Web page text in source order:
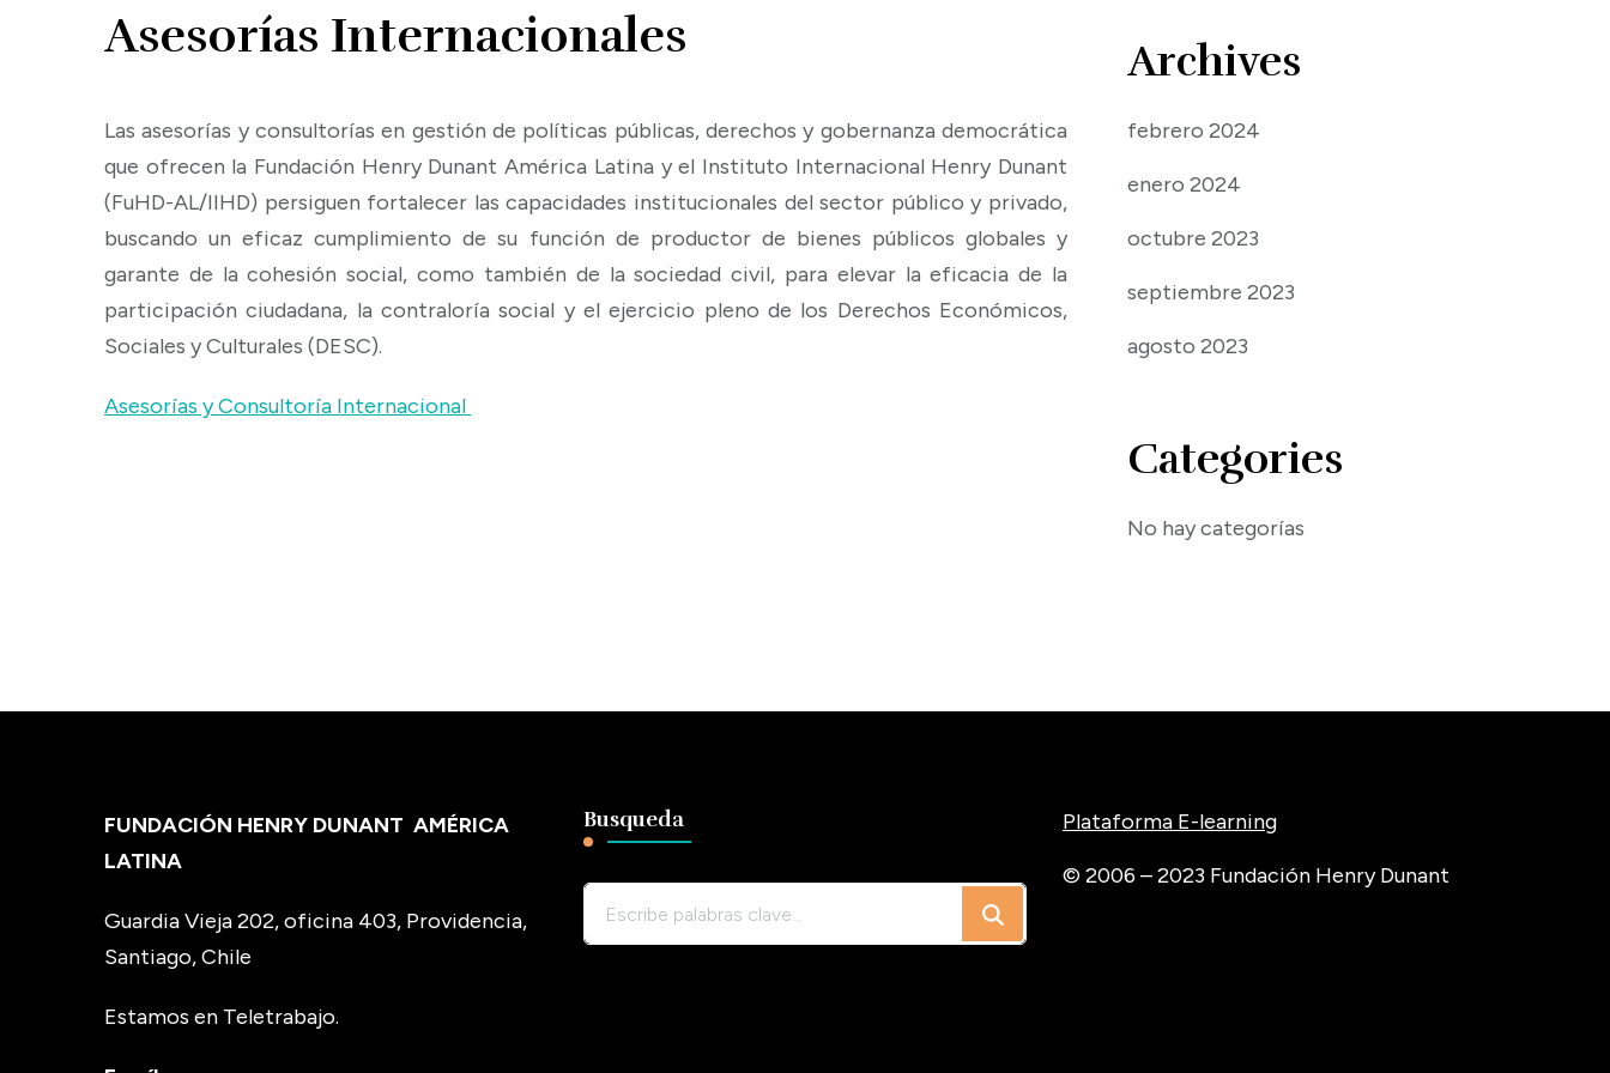
Asesorías Internacionales
Las asesorías y consultorías en gestión de políticas públicas, derechos y gobernanza democrática
que ofrecen la Fundación Henry Dunant América Latina y el Instituto Internacional Henry Dunant
(FuHD-AL/IIHD) persiguen fortalecer las capacidades institucionales del sector público y privado,
buscando un eficaz cumplimiento de su función de productor de bienes públicos globales y
garante de la cohesión social, como también de la sociedad civil, para elevar la eficacia de la
participación ciudadana, la contraloría social y el ejercicio pleno de los Derechos Económicos,
Sociales y Culturales (DESC).
Asesorías y Consultoría Internacional
Archives
febrero 2024
enero 2024
octubre 2023
septiembre 2023
agosto 2023
Categories
No hay categorías
FUNDACIÓN HENRY DUNANT AMÉRICA
LATINA
Guardia Vieja 202, oficina 403, Providencia,
Santiago, Chile
Estamos en Teletrabajo.
Busqueda
algo?
Plataforma E-learning
© 2006 – 2023 Fundación Henry Dunant